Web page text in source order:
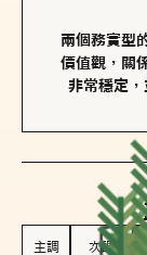
兩個務實型
價值觀，關
非常穩定，
主調 次調